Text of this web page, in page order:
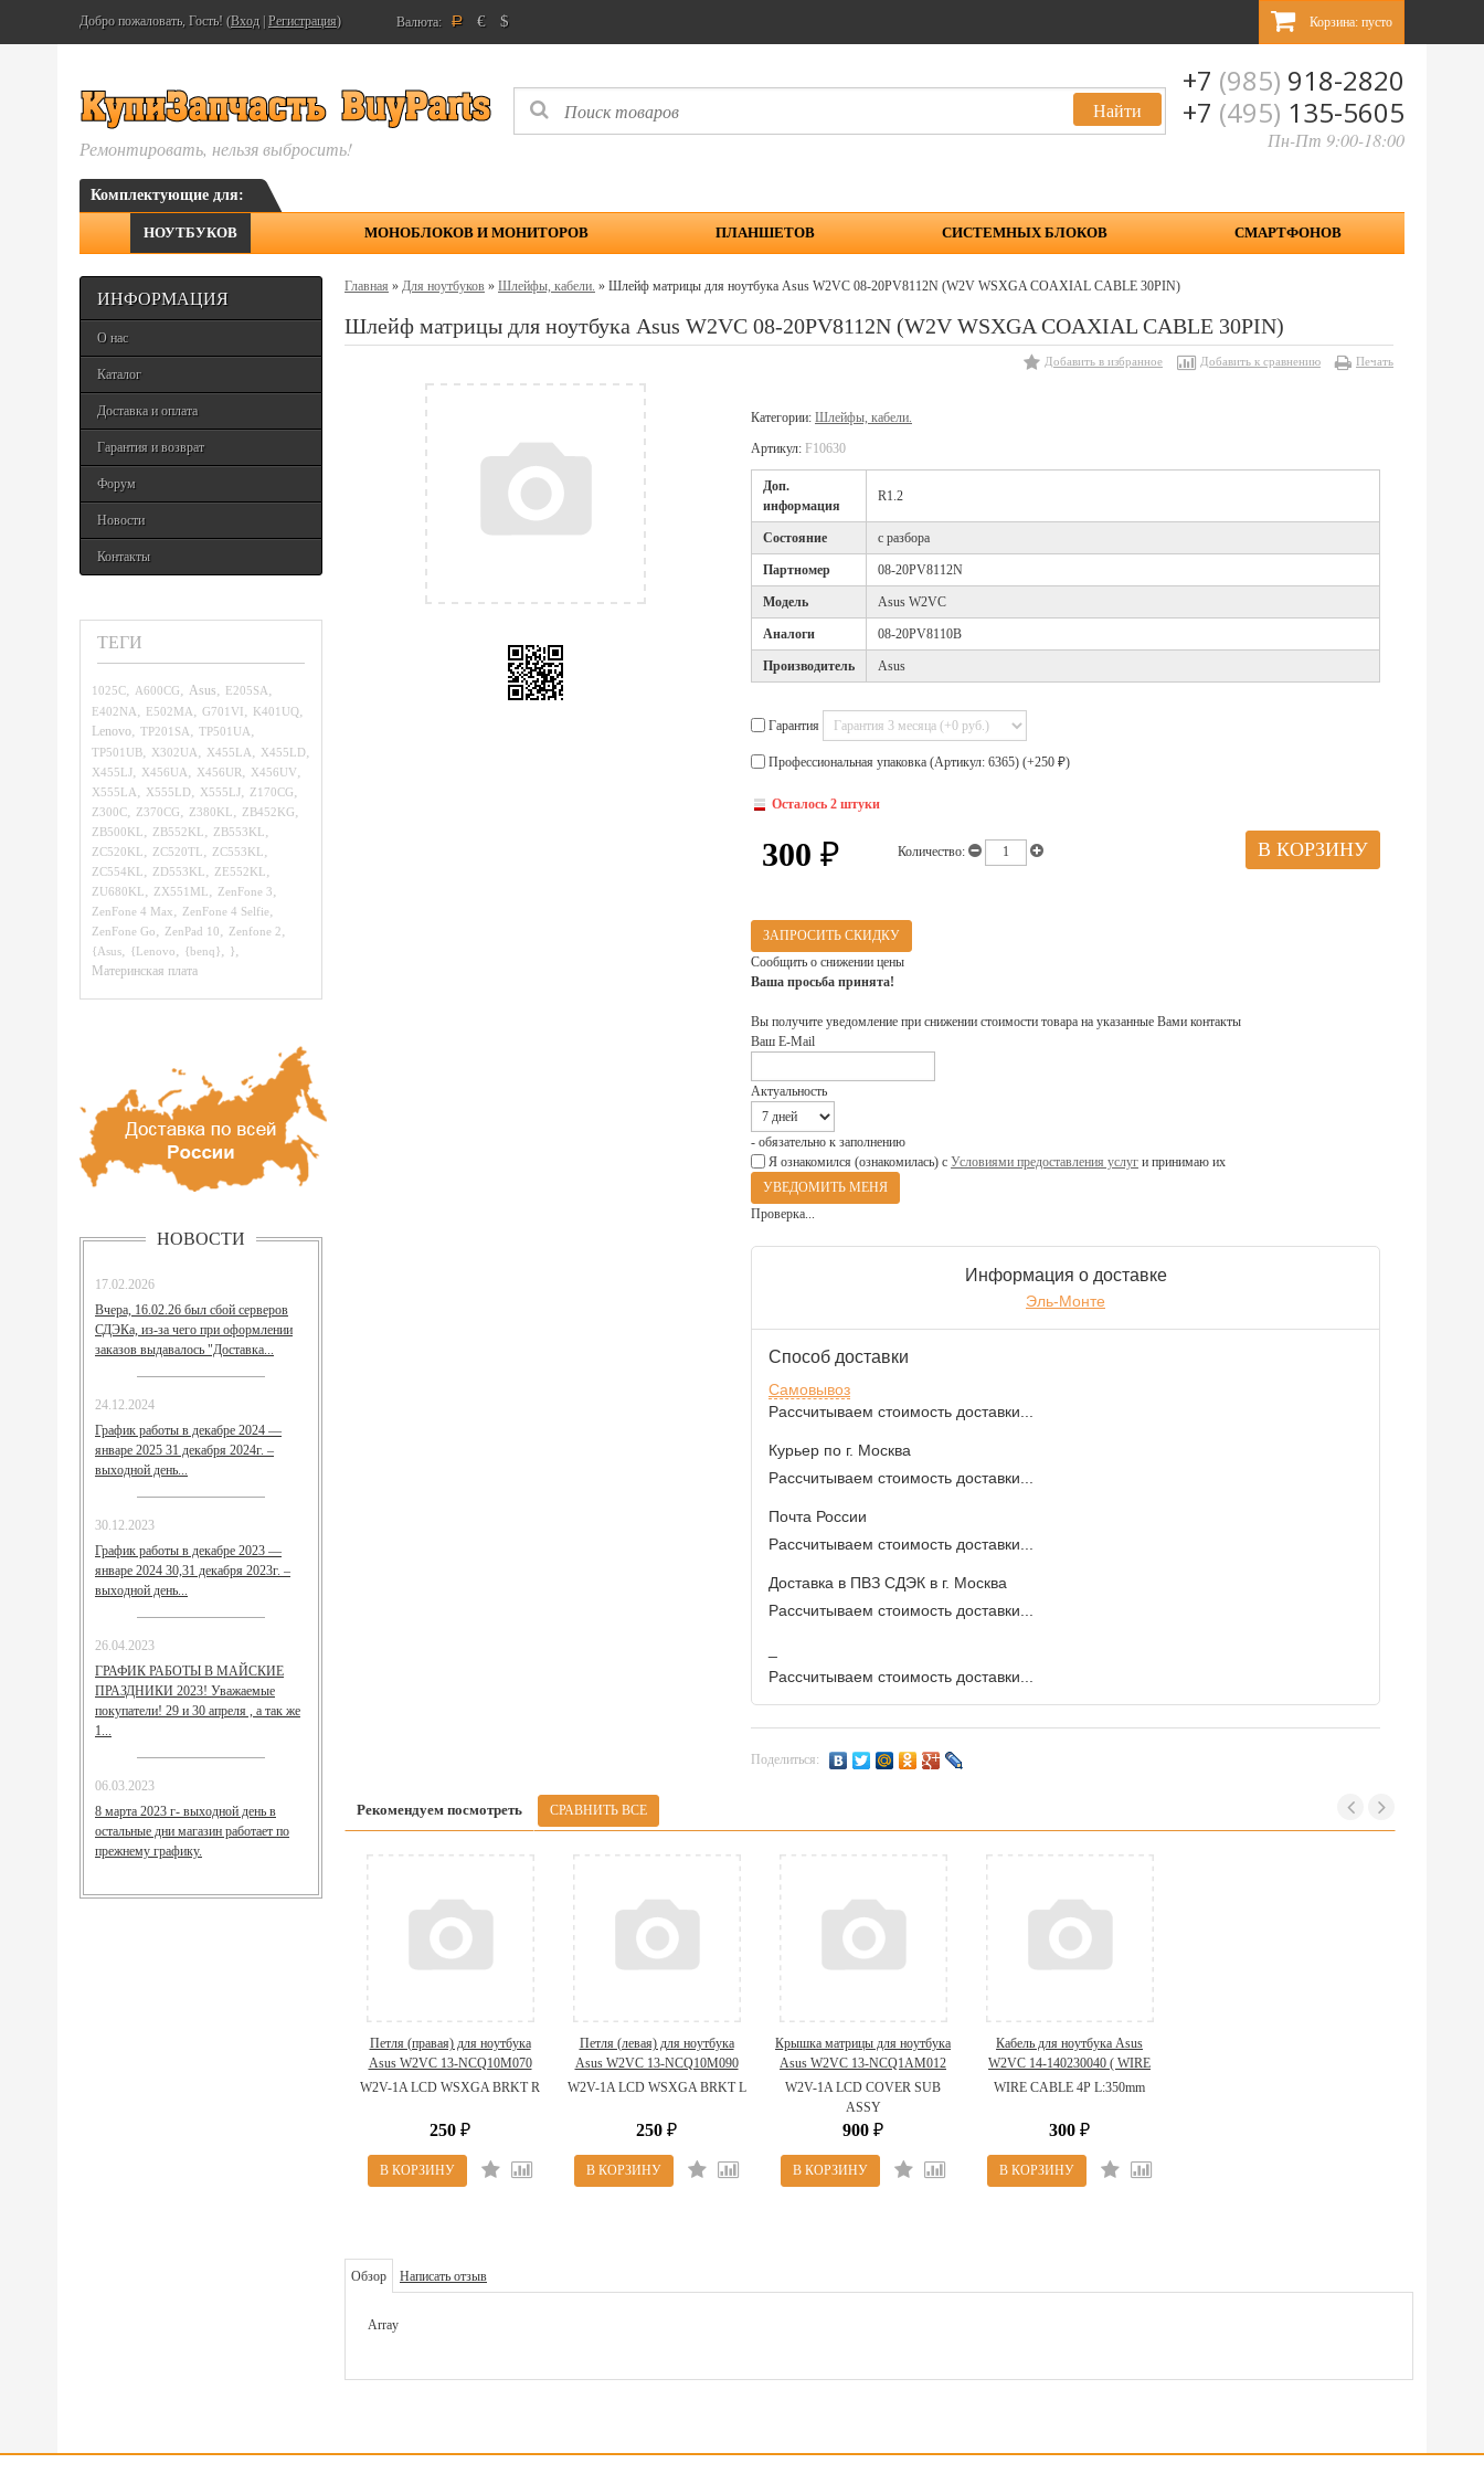
Добро пожаловать, Гость! (Вход Регистрация) Валюта: Р € $ Корзина: пусто
Ремонтировать, нельзя выбросить!
+7 (985) 918-2820
+7 (495) 135-5605
Пн-Пт 9:00-18:00
Комплектующие для:
НОУТБУКОВ МОНОБЛОКОВ И МОНИТОРОВ ПЛАНШЕТОВ СИСТЕМНЫХ БЛОКОВ СМАРТФОНОВ
ИНФОРМАЦИЯ
О нас
Каталог
Доставка и оплата
Гарантия и возврат
Форум
Новости
Контакты
ТЕГИ
1025C, A600CG, Asus, E205SA,
E402NA, E502MA, G701VI, K401UQ,
Lenovo, TP201SA, TP501UA,
TP501UB, X302UA, X455LA, X455LD,
X455LJ, X456UA, X456UR, X456UV,
X555LA, X555LD, X555LJ, Z170CG,
Z300C, Z370CG, Z380KL, ZB452KG,
ZB500KL, ZB552KL, ZB553KL,
ZC520KL, ZC520TL, ZC553KL,
ZC554KL, ZD553KL, ZE552KL,
ZU680KL, ZX551ML, ZenFone 3,
ZenFone 4 Max, ZenFone 4 Selfie,
ZenFone Go, ZenPad 10, Zenfone 2,
{Asus, {Lenovo, {benq}, },
Материнская плата
НОВОСТИ
17.02.2026
Вчера, 16.02.26 был сбой серверов
СДЭКа, из-за чего при оформлении
заказов выдавалось "Доставка...
24.12.2024
График работы в декабре 2024 —
январе 2025 31 декабря 2024г. –
выходной день...
30.12.2023
График работы в декабре 2023 —
январе 2024 30,31 декабря 2023г. –
выходной день...
26.04.2023
ГРАФИК РАБОТЫ В МАЙСКИЕ
ПРАЗДНИКИ 2023! Уважаемые
покупатели! 29 и 30 апреля , а так же
1...
06.03.2023
8 марта 2023 г- выходной день в
остальные дни магазин работает по
прежнему графику.
Главная » Для ноутбуков » Шлейфы, кабели. » Шлейф матрицы для ноутбука Asus W2VC 08-20PV8112N (W2V WSXGA COAXIAL CABLE 30PIN)
Шлейф матрицы для ноутбука Asus W2VC 08-20PV8112N (W2V WSXGA COAXIAL CABLE 30PIN)
Добавить в избранное Добавить к сравнению Печать
Категории: Шлейфы, кабели.
Артикул: F10630
Доп.
информация
R1.2
Cостояние с разбора
Партномер 08-20PV8112N
Модель Asus W2VC
Аналоги 08-20PV8110B
Производитель Asus
Гарантия
Профессиональная упаковка (Артикул: 6365) (+250 ₽)
Осталось 2 штуки
300 ₽ Количество:
ЗАПРОСИТЬ СКИДКУ
Сообщить о снижении цены
Ваша просьба принята!
Вы получите уведомление при снижении стоимости товара на указанные Вами контакты
Ваш E-Mail
Актуальность
- обязательно к заполнению
Я ознакомился (ознакомилась) с Условиями предоставления услуг и принимаю их
Проверка...
Информация о доставке
Эль-Монте
Способ доставки
Самовывоз
Рассчитываем стоимость доставки...
Курьер по г. Москва
Рассчитываем стоимость доставки...
Почта России
Рассчитываем стоимость доставки...
Доставка в ПВЗ СДЭК в г. Москва
Рассчитываем стоимость доставки...
Рассчитываем стоимость доставки...
Поделиться:
Рекомендуем посмотреть
Петля (правая) для ноутбука
Asus W2VC 13-NCQ10M070
(W2V-1A LCD WSXGA BRKT
W2V-1A LCD WSXGA BRKT R
250 ₽
Петля (левая) для ноутбука
Asus W2VC 13-NCQ10M090
(W2V-1A LCD WSXGA BRKT
W2V-1A LCD WSXGA BRKT L
250 ₽
Крышка матрицы для ноутбука
Asus W2VC 13-NCQ1AM012
(W2V-1A LCD COVER SUB
ASSY)
W2V-1A LCD COVER SUB
ASSY
900 ₽
Кабель для ноутбука Asus
W2VC 14-140230040 ( WIRE
CABLE 4P L:350mm )
WIRE CABLE 4P L:350mm
300 ₽
Обзор Написать отзыв
Array